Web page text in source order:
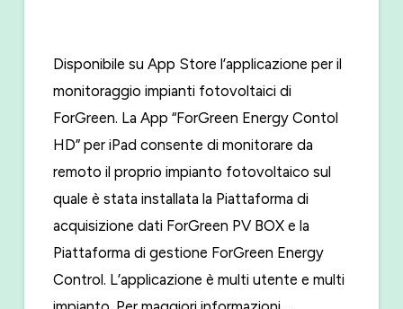
Disponibile su App Store l’applicazione per il
monitoraggio impianti fotovoltaici di
ForGreen. La App “ForGreen Energy Contol
HD” per iPad consente di monitorare da
remoto il proprio impianto fotovoltaico sul
quale è stata installata la Piattaforma di
acquisizione dati ForGreen PV BOX e la
Piattaforma di gestione ForGreen Energy
Control. L’applicazione è multi utente e multi